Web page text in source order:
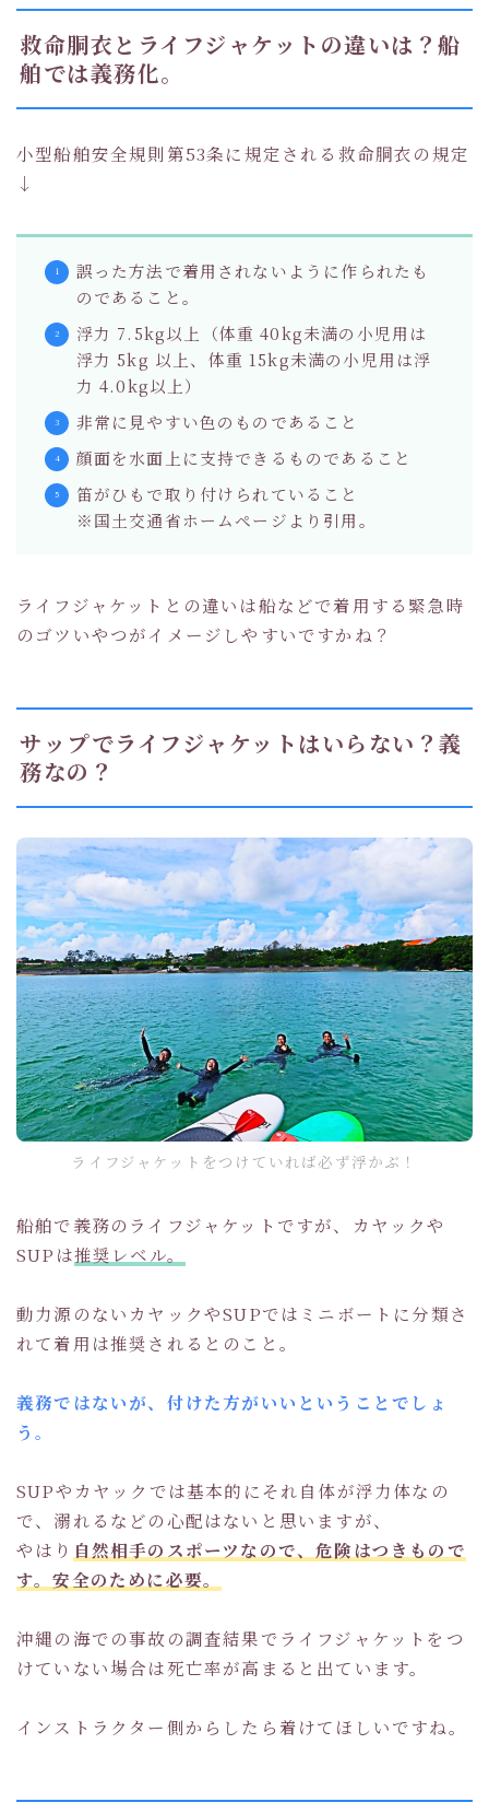
救命胴衣とライフジャケットの違いは？船
舶では義務化。
小型船舶安全規則第53条に規定される救命胴衣の規定
↓
誤った方法で着用されないように作られたも
のであること。
浮力 7.5kg以上（体重 40kg未満の小児用は
浮力 5kg 以上、体重 15kg未満の小児用は浮
力 4.0kg以上）
非常に見やすい色のものであること
顔面を水面上に支持できるものであること
笛がひもで取り付けられていること
※国土交通省ホームページより引用。
ライフジャケットとの違いは船などで着用する緊急時
のゴツいやつがイメージしやすいですかね？
サップでライフジャケットはいらない？義
務なの？
ライフジャケットをつけていれば必ず浮かぶ！
船舶で義務のライフジャケットですが、カヤックや
SUPは推奨レベル。
動力源のないカヤックやSUPではミニボートに分類さ
れて着用は推奨されるとのこと。
義務ではないが、付けた方がいいということでしょ
う。
SUPやカヤックでは基本的にそれ自体が浮力体なの
で、溺れるなどの心配はないと思いますが、
やはり 自然相手のスポーツなので、危険はつきもので
す。安全のために必要。
沖縄の海での事故の調査結果でライフジャケットをつ
けていない場合は死亡率が高まると出ています。
インストラクター側からしたら着けてほしいですね。